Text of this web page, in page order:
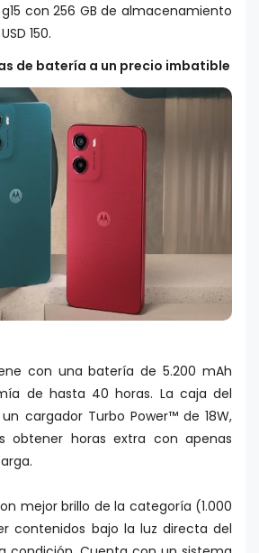
con 256 GB de almacenamiento
150.
de batería a un precio imbatible
con una batería de 5.200 mAh
de hasta 40 horas. La caja del
cargador Turbo Power™ de 18W,
obtener horas extra con apenas
mejor brillo de la categoría (1.000
contenidos bajo la luz directa del